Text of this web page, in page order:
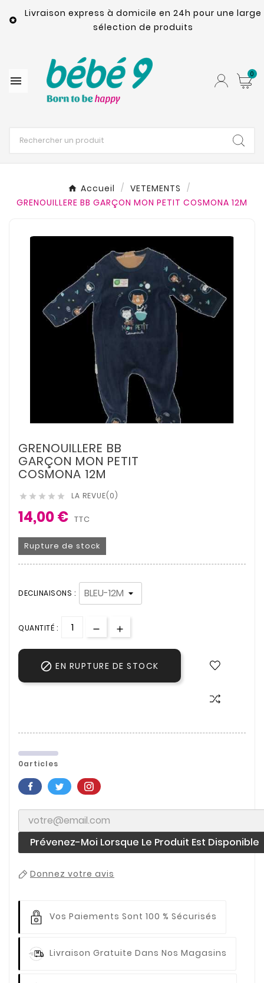

Livraison express à domicile en 24h pour une large
sélection de produits
 0
Accueil
VETEMENTS
GRENOUILLERE BB GARÇON MON PETIT COSMONA 12M
GRENOUILLERE BB
GARÇON MON PETIT
COSMONA 12M
     LA REVUE(0)
14,00 € TTC
Rupture de stock
DECLINAISONS :
QUANTITÉ :
 EN RUPTURE DE STOCK
0articles
Prévenez-Moi Lorsque Le Produit Est Disponible
Donnez votre avis
Vos Paiements Sont 100 % Sécurisés
Livraison Gratuite Dans Nos Magasins